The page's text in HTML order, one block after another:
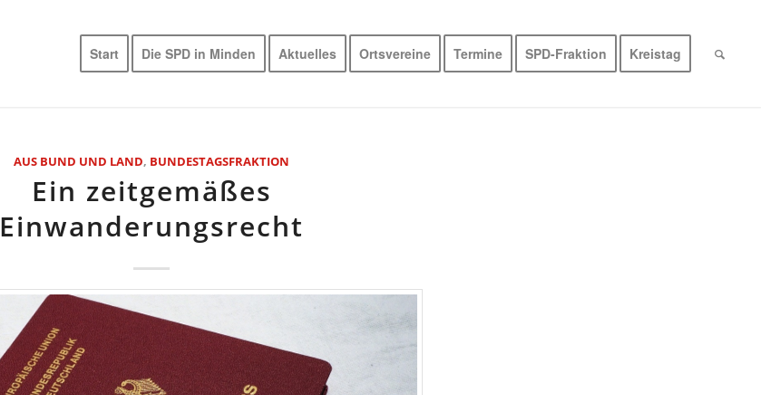
Start Die SPD in Minden Aktuelles Ortsvereine Termine SPD-Fraktion Kreistag
AUS BUND UND LAND, BUNDESTAGSFRAKTION
Ein zeitgemäßes
Einwanderungsrecht